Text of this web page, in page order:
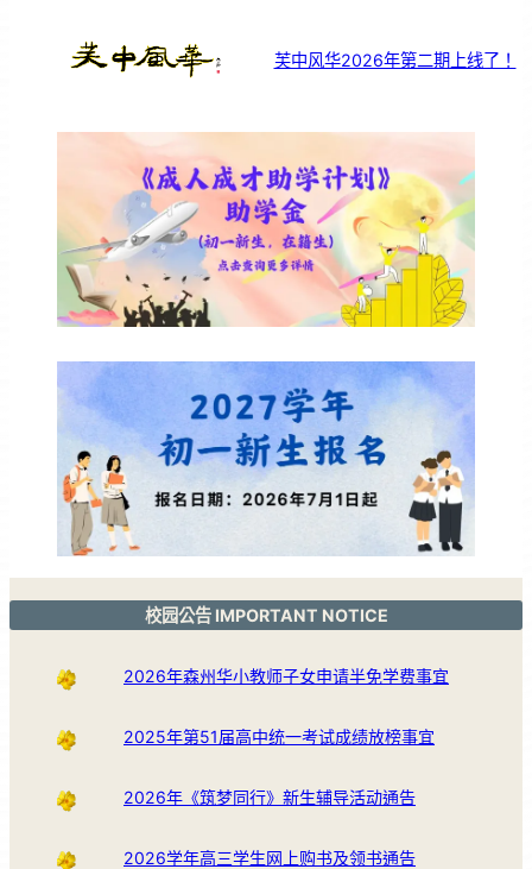
芙中风华2026年第二期上线了！
校园公告 IMPORTANT NOTICE
2026年森州华小教师子女申请半免学费事宜
2025年第51届高中统一考试成绩放榜事宜
2026年《筑梦同行》新生辅导活动通告
2026学年高三学生网上购书及领书通告